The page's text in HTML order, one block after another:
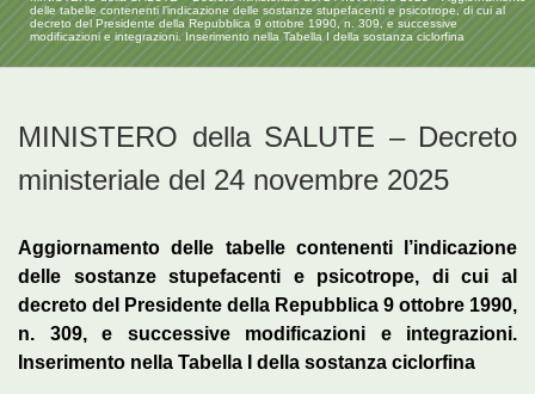
delle tabelle contenenti l’indicazione delle sostanze stupefacenti e psicotrope, di cui al
decreto del Presidente della Repubblica 9 ottobre 1990, n. 309, e successive
modificazioni e integrazioni. Inserimento nella Tabella I della sostanza ciclorfina
MINISTERO della SALUTE – Decreto
ministeriale del 24 novembre 2025
Aggiornamento delle tabelle contenenti l’indicazione
delle sostanze stupefacenti e psicotrope, di cui al
decreto del Presidente della Repubblica 9 ottobre 1990,
n. 309, e successive modificazioni e integrazioni.
Inserimento nella Tabella I della sostanza ciclorfina